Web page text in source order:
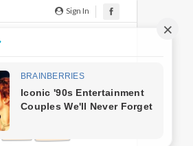
Sign In